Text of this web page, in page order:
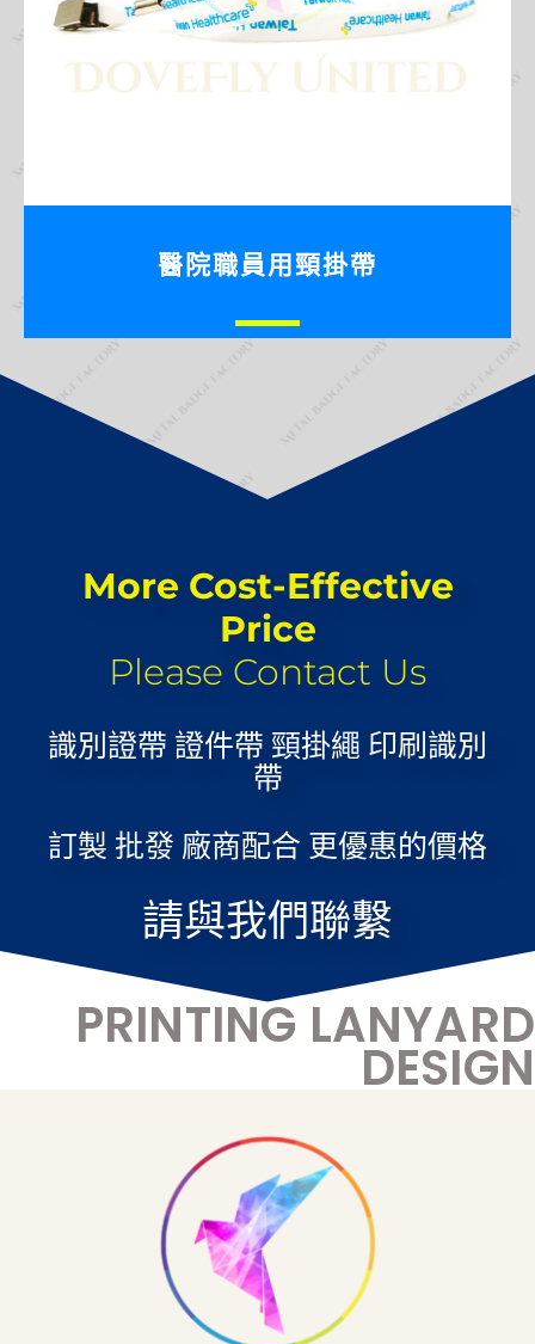
醫院職員用頸掛帶
More Cost-Effective
Price
Please Contact Us
識別證帶 證件帶 頸掛繩 印刷識別
帶
訂製 批發 廠商配合 更優惠的價格
請與我們聯繫
PRINTING LANYARD
DESIGN